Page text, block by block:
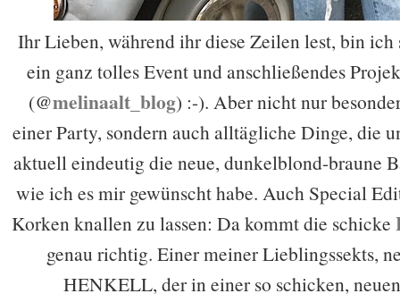
Ihr Lieben, während ihr diese Zeilen lest, bin
ein ganz tolles Event und anschließendes
(@melinaalt_blog) :-). Aber nicht nur
einer Party, sondern auch alltägliche Dinge, die
aktuell eindeutig die neue, dunkelblond-braune
wie ich es mir gewünscht habe. Auch Special
Korken knallen zu lassen: Da kommt die schicke
genau richtig. Einer meiner Lieblingssekts,
HENKELL, der in einer so schicken,